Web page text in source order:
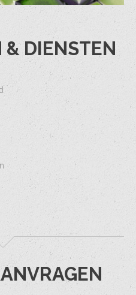
& DIENSTEN